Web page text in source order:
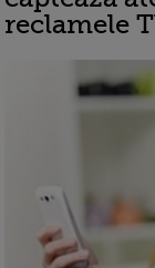
reclamele